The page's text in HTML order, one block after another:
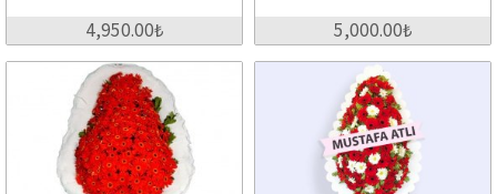
4,950.00₺ 5,000.00₺